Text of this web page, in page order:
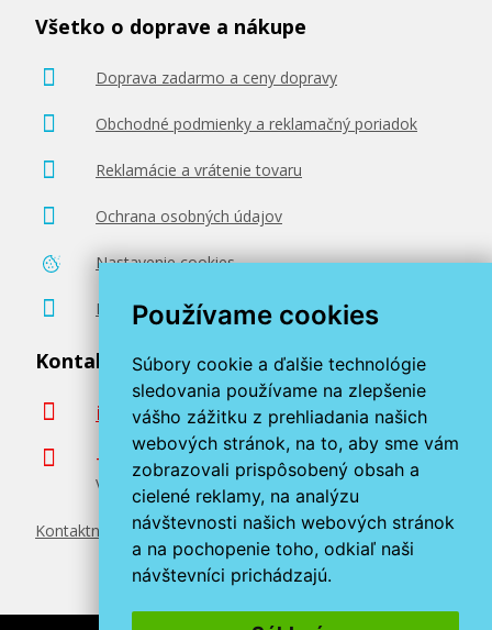
Používame cookies
Súbory cookie a ďalšie technológie
sledovania používame na zlepšenie
vášho zážitku z prehliadania našich
webových stránok, na to, aby sme vám
zobrazovali prispôsobený obsah a
cielené reklamy, na analýzu
návštevnosti našich webových stránok
a na pochopenie toho, odkiaľ naši
návštevníci prichádzajú.
Všetko o doprave a nákupe
Doprava zadarmo a ceny dopravy
Obchodné podmienky a reklamačný poriadok
Reklamácie a vrátenie tovaru
Ochrana osobných údajov
Nastavenie cookies
Poradenstvo zadarmo
Kontaktujte nás
info@miroluk.sk
+420 377 222 313
Volajte v pracovné dni od 8. do 17. hod.
Kontaktné údaje